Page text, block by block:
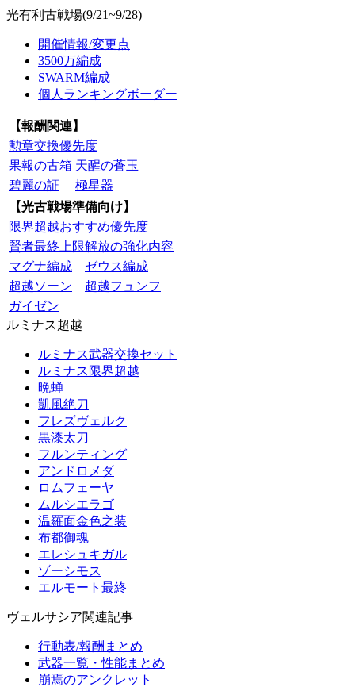
光有利古戦場(9/21~9/28)
開催情報/変更点
3500万編成
SWARM編成
個人ランキングボーダー
【報酬関連】
勲章交換優先度
果報の古箱 天醒の蒼玉
碧麗の証
極星器
【光古戦場準備向け】
限界超越おすすめ優先度
賢者最終上限解放の強化内容
マグナ編成
ゼウス編成
超越ソーン
超越フュンフ
ガイゼン
ルミナス超越
ルミナス武器交換セット
ルミナス限界超越
晩蝉
凱風絶刀
フレズヴェルク
黒漆太刀
フルンティング
アンドロメダ
ロムフェーヤ
ムルシエラゴ
温羅面金色之装
布都御魂
エレシュキガル
ゾーシモス
エルモート最終
ヴェルサシア関連記事
行動表/報酬まとめ
武器一覧・性能まとめ
崩焉のアンクレット